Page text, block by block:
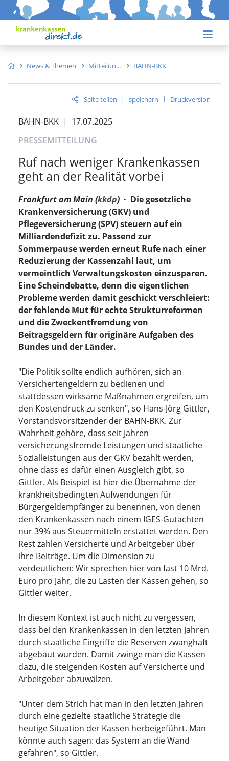
News & Themen Mitteilun BAHN-BKK
Seite teilen | speichern | Druckversion
BAHN-BKK | 17.07.2025
PRESSEMITTEILUNG
Ruf nach weniger Krankenkassen
geht an der Realität vorbei
Frankfurt am Main (kkdp) · Die gesetzliche
Krankenversicherung (GKV) und
Pflegeversicherung (SPV) steuern auf ein
Milliardendefizit zu. Passend zur
Sommerpause werden erneut Rufe nach einer
Reduzierung der Kassenzahl laut, um
vermeintlich Verwaltungskosten einzusparen.
Eine Scheindebatte, denn die eigentlichen
Probleme werden damit geschickt verschleiert:
der fehlende Mut für echte Strukturreformen
und die Zweckentfremdung von
Beitragsgeldern für originäre Aufgaben des
Bundes und der Länder.
"Die Politik sollte endlich aufhören, sich an
Versichertengeldern zu bedienen und
stattdessen wirksame Maßnahmen ergreifen, um
den Kostendruck zu senken", so Hans-Jörg Gittler,
Vorstandsvorsitzender der BAHN-BKK. Zur
Wahrheit gehöre, dass seit Jahren
versicherungsfremde Leistungen und staatliche
Sozialleistungen aus der GKV bezahlt werden,
ohne dass es dafür einen Ausgleich gibt, so
Gittler. Als Beispiel ist hier die Übernahme der
krankheitsbedingten Aufwendungen für
Bürgergeldempfänger zu benennen, von denen
den Krankenkassen nach einem IGES-Gutachten
nur 39% aus Steuermitteln erstattet werden. Den
Rest zahlen Versicherte und Arbeitgeber über
ihre Beiträge. Um die Dimension zu
verdeutlichen: Wir sprechen hier von fast 10 Mrd.
Euro pro Jahr, die zu Lasten der Kassen gehen, so
Gittler weiter.
In diesem Kontext ist auch nicht zu vergessen,
dass bei den Krankenkassen in den letzten Jahren
durch staatliche Eingriffe die Reserven zwanghaft
abgebaut wurden. Damit zwinge man die Kassen
dazu, die steigenden Kosten auf Versicherte und
Arbeitgeber abzuwälzen.
"Unter dem Strich hat man in den letzten Jahren
durch eine gezielte staatliche Strategie die
heutige Situation der Kassen herbeigeführt. Man
könnte auch sagen: das System an die Wand
gefahren", so Gittler.